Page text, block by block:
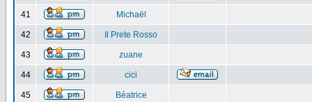
41 Michaël
42 Il Prete Rosso
43 zuane
44 cici
45 Béatrice